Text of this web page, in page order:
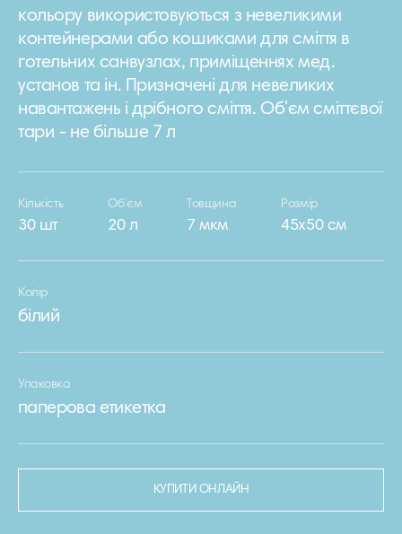
кольору використовуються з невеликими
контейнерами або кошиками для сміття в
готельних санвузлах, приміщеннях мед.
установ та ін. Призначені для невеликих
навантажень і дрібного сміття. Об'єм сміттєвої
тари - не більше 7 л
Кількість
30 шт
Об’єм
20 л
Товщина
7 мкм
Розмір
45х50 см
Колір
білий
Упаковка
паперова етикетка
КУПИТИ ОНЛАЙН